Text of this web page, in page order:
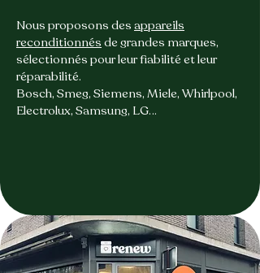
Nous proposons des appareils
reconditionnés de grandes marques,
sélectionnés pour leur fiabilité et leur
réparabilité.
Bosch, Smeg, Siemens, Miele, Whirlpool,
Electrolux, Samsung, LG…